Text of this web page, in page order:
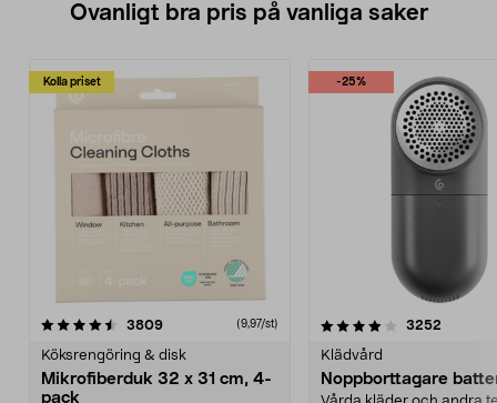
Ovanligt bra pris på vanliga saker
Kolla priset
3809recensioner (9,97/st)
Köksrengöring & disk
Mikrofiberduk 32 x 31 cm, 4-
pack
-25%
4.0av 5 stjärnor 3252
Klädvård
Noppborttagare
4.5av 5 stjärnor